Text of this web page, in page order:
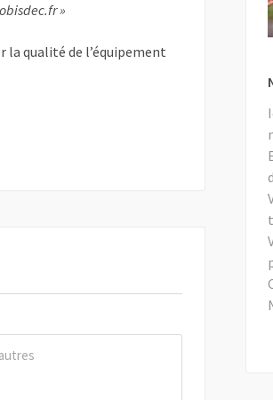
»
la qualité de l’équipement